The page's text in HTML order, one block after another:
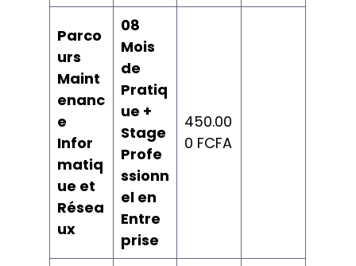
Parco
urs
Maint
enanc
e
Infor
matiq
ue et
Résea
ux
08
Mois
de
Pratiq
ue +
Stage
Profe
ssionn
el en
Entre
prise
450.00
0 FCFA